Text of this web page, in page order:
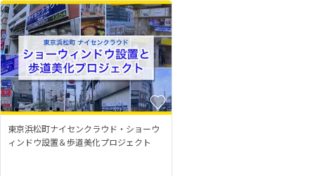
東京浜松町ナイセンクラウド・ショーウ
ィンドウ設置＆歩道美化プロジェクト